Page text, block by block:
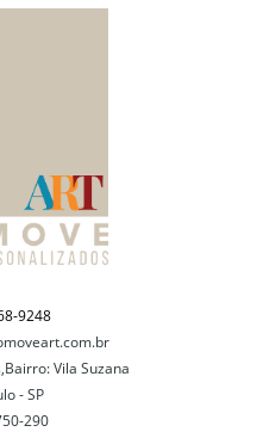
9248
Vila Suzana
- SP
290